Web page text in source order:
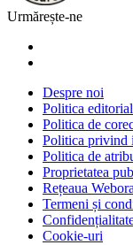
Urmărește-ne
Despre noi
Politica
Politica de
Politica privind
Politica de
Proprietatea
Rețeaua
Termeni și
Cookie-uri